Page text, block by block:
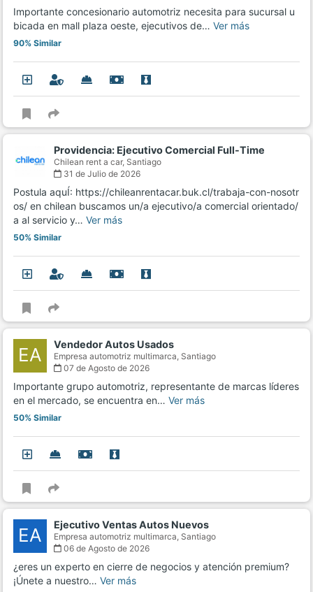
Importante concesionario automotriz necesita para sucursal u
bicada en mall plaza oeste, ejecutivos de… Ver más
90% Similar
Providencia: Ejecutivo Comercial Full-Time
Chilean rent a car, Santiago
31 de Julio de 2026
Postula aquÍ: https://chileanrentacar.buk.cl/trabaja-con-nosotr
os/ en chilean buscamos un/a ejecutivo/a comercial orientado/
a al servicio y… Ver más
50% Similar
EA Vendedor Autos Usados
Empresa automotriz multimarca, Santiago
07 de Agosto de 2026
Importante grupo automotriz, representante de marcas líderes
en el mercado, se encuentra en… Ver más
50% Similar
EA Ejecutivo Ventas Autos Nuevos
Empresa automotriz multimarca, Santiago
06 de Agosto de 2026
¿eres un experto en cierre de negocios y atención premium?
¡Únete a nuestro… Ver más